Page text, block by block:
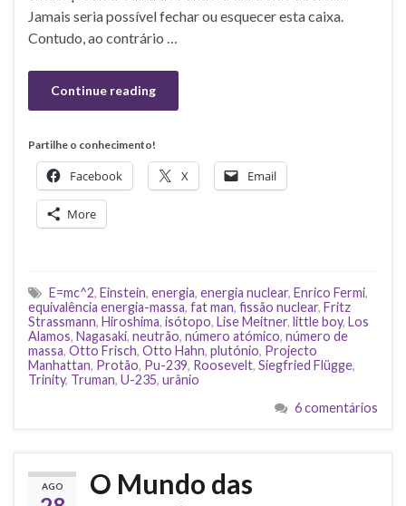
Jamais seria possível fechar ou esquecer esta caixa.
Contudo, ao contrário …
Continue reading
Partilhe o conhecimento!
Facebook X Email
More
E=mc^2, Einstein, energia, energia nuclear, Enrico Fermi,
equivalência energia-massa, fat man, fissão nuclear, Fritz
Strassmann, Hiroshima, isótopo, Lise Meitner, little boy, Los
Alamos, Nagasaki, neutrão, número atómico, número de
massa, Otto Frisch, Otto Hahn, plutónio, Projecto
Manhattan, Protão, Pu-239, Roosevelt, Siegfried Flügge,
Trinity, Truman, U-235, urânio
6 comentários
AGO
O Mundo das